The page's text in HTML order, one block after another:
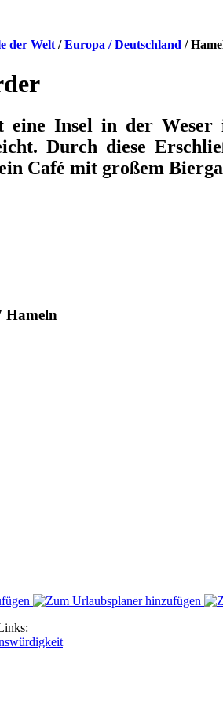
der Welt /Europa / Deutschland /
eine Insel in der Weser
Durch diese
Café mit großem
Hameln